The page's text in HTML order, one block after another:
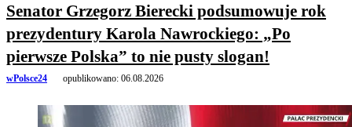
Senator Grzegorz Bierecki podsumowuje rok
prezydentury Karola Nawrockiego: „Po
pierwsze Polska” to nie pusty slogan!
wPolsce24 opublikowano: 06.08.2026